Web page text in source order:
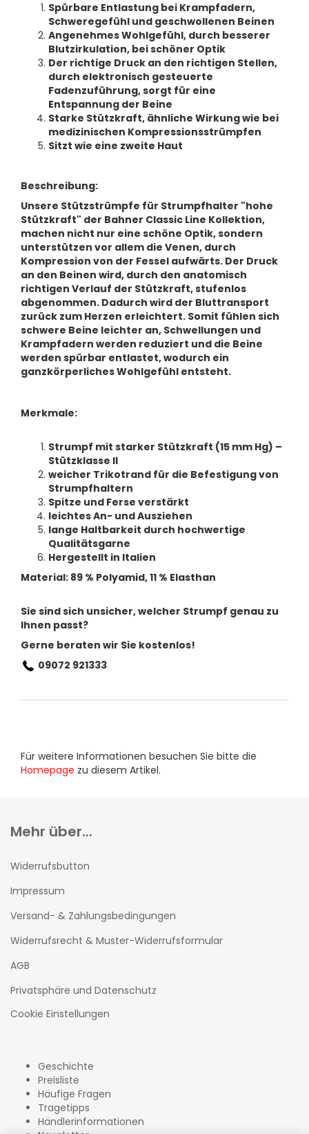
Spürbare Entlastung bei Krampfadern,
Schweregefühl und geschwollenen Beinen
Angenehmes Wohlgefühl, durch besserer
Blutzirkulation, bei schöner Optik
Der richtige Druck an den richtigen Stellen,
durch elektronisch gesteuerte
Fadenzuführung, sorgt für eine
Entspannung der Beine
Starke Stützkraft, ähnliche Wirkung wie bei
medizinischen Kompressionsstrümpfen
Sitzt wie eine zweite Haut
Beschreibung:
Unsere Stützstrümpfe für Strumpfhalter "hohe
Stützkraft" der Bahner Classic Line Kollektion,
machen nicht nur eine schöne Optik, sondern
unterstützen vor allem die Venen, durch
Kompression von der Fessel aufwärts. Der Druck
an den Beinen wird, durch den anatomisch
richtigen Verlauf der Stützkraft, stufenlos
abgenommen. Dadurch wird der Bluttransport
zurück zum Herzen erleichtert. Somit fühlen sich
schwere Beine leichter an, Schwellungen und
Krampfadern werden reduziert und die Beine
werden spürbar entlastet, wodurch ein
ganzkörperliches Wohlgefühl entsteht.
Merkmale:
Strumpf mit starker Stützkraft (15 mm Hg) –
Stützklasse II
weicher Trikotrand für die Befestigung von
Strumpfhaltern
Spitze und Ferse verstärkt
leichtes An- und Ausziehen
lange Haltbarkeit durch hochwertige
Qualitätsgarne
Hergestellt in Italien
Material: 89 % Polyamid, 11 % Elasthan
Sie sind sich unsicher, welcher Strumpf genau zu
Ihnen passt?
Gerne beraten wir Sie kostenlos!
09072 921333
Für weitere Informationen besuchen Sie bitte die
Homepage zu diesem Artikel.
Mehr über...
Widerrufsbutton
Impressum
Versand- & Zahlungsbedingungen
Widerrufsrecht & Muster-Widerrufsformular
AGB
Privatsphäre und Datenschutz
Cookie Einstellungen
Geschichte
Preisliste
Häufige Fragen
Tragetipps
Händlerinformationen